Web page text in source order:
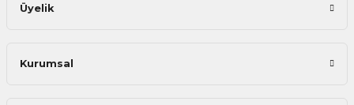
Üyelik
Kurumsal